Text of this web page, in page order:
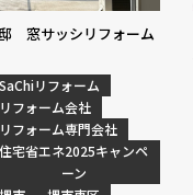
窓サッシリフォーム
SaChiリフォーム
リフォーム会社
リフォーム専門会社
住宅省エネ2025キャンペ
ーン